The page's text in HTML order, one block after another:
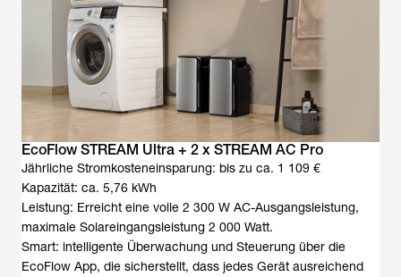
EcoFlow STREAM Ultra + 2 x STREAM AC Pro
Jährliche Stromkosteneinsparung: bis zu ca. 1 109 €
Kapazität: ca. 5,76 kWh
Leistung: Erreicht eine volle 2 300 W AC-Ausgangsleistung,
maximale Solareingangsleistung 2 000 Watt.
Smart: intelligente Überwachung und Steuerung über die
EcoFlow App, die sicherstellt, dass jedes Gerät ausreichend